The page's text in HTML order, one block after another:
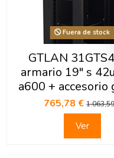
Fuera de stock
GTLAN
armario 19" s
a600 +
765,78 €
Ver